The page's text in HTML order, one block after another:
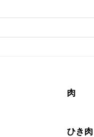
にお召し上がりください。
肉
ひき肉